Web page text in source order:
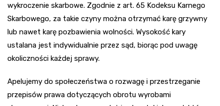
wykroczenie skarbowe. Zgodnie z art. 65 Kodeksu Karnego
Skarbowego, za takie czyny można otrzymać karę grzywny
lub nawet karę pozbawienia wolności. Wysokość kary
ustalana jest indywidualnie przez sąd, biorąc pod uwagę
okoliczności każdej sprawy.
Apelujemy do społeczeństwa o rozwagę i przestrzeganie
przepisów prawa dotyczących obrotu wyrobami